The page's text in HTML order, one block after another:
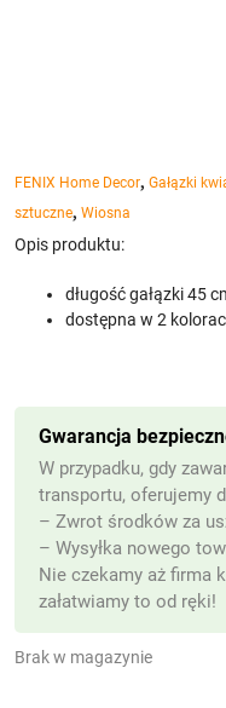
FENIX Home Decor, Gałązki
sztuczne, Wiosna
Opis produktu:
długość gałązki 45
dostępna w 2
Brak w magazynie
Gwarancja
W przypadku, gdy
transportu, oferujemy
– Zwrot środków za
– Wysyłka nowego
Nie czekamy aż firma
załatwiamy to od ręki!